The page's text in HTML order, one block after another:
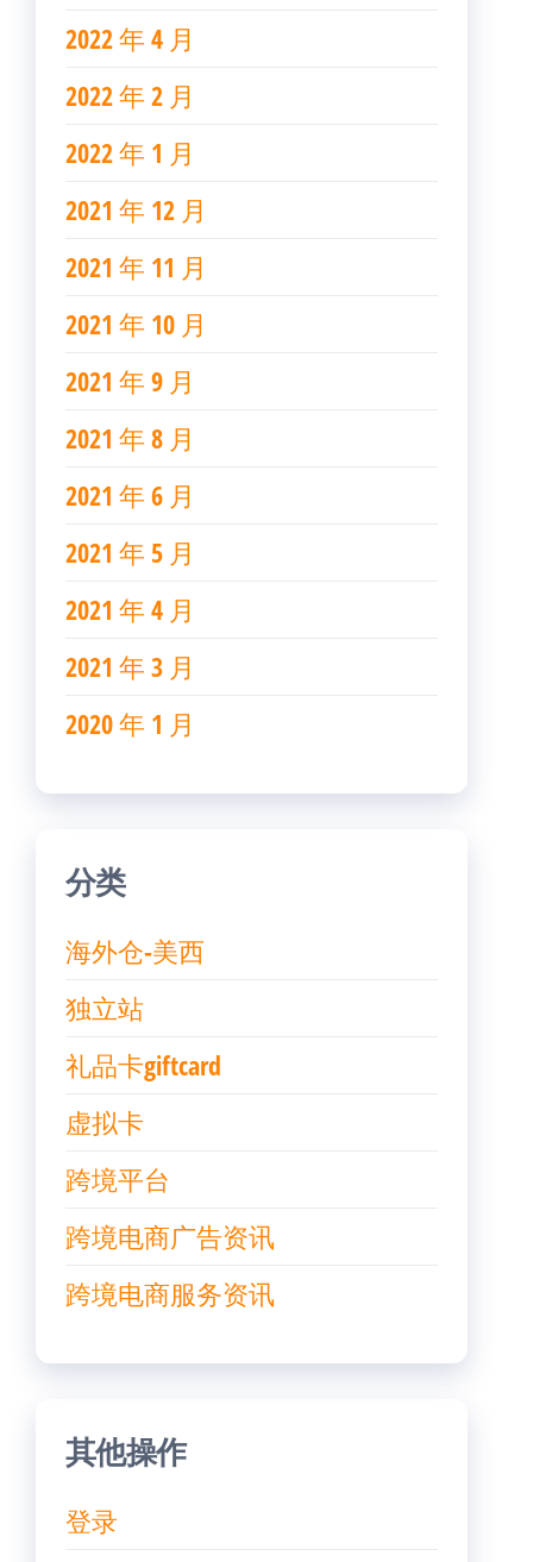
2022 年 4 月
2022 年 2 月
2022 年 1 月
2021 年 12 月
2021 年 11 月
2021 年 10 月
2021 年 9 月
2021 年 8 月
2021 年 6 月
2021 年 5 月
2021 年 4 月
2021 年 3 月
2020 年 1 月
分类
海外仓-美西
独立站
礼品卡giftcard
虚拟卡
跨境平台
跨境电商广告资讯
跨境电商服务资讯
其他操作
登录